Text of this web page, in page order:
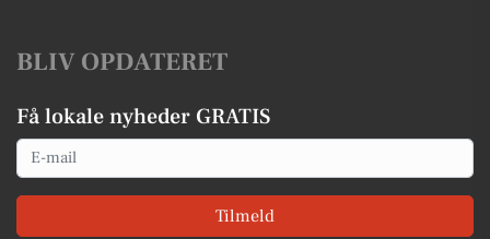
BLIV OPDATERET
Få lokale nyheder GRATIS
Email
Tilmeld